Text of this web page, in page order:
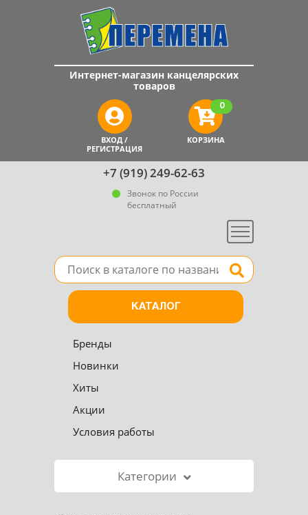
+7 (919) 249-62-63
Звонок по России
бесплатный
Меню
Интернет-магазин канцелярских
товаров
ВХОД /
РЕГИСТРАЦИЯ
КОРЗИНА
0
Поле для поиска товара в каталоге Найти
КАТАЛОГ
Бренды
Новинки
Хиты
Акции
Условия работы
Категории